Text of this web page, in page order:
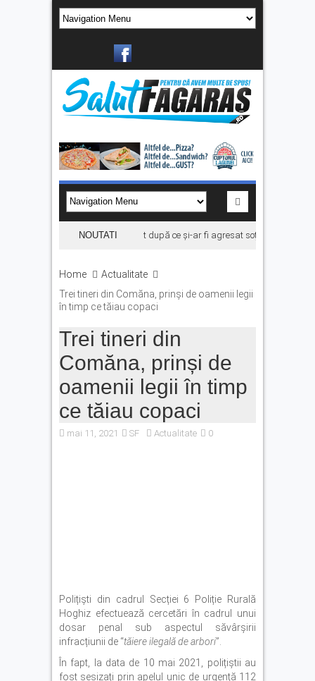
NOUTATI
Bărbat din Victoria, reținut după ce și-ar fi agresat soția de două ori
Home
Actualitate
Trei tineri din Comăna, prinși de oamenii legii
în timp ce tăiau copaci
Trei tineri din
Comăna, prinși de
oamenii legii în timp
ce tăiau copaci
mai 11, 2021 SF Actualitate 0
Polițiști din cadrul Secției 6 Poliție Rurală
Hoghiz efectuează cercetări în cadrul unui
dosar penal sub aspectul săvârșirii
infracțiunii de “tăiere ilegală de arbori”.
În fapt, la data de 10 mai 2021, polițiștii au
fost sesizați prin apelul unic de urgență 112